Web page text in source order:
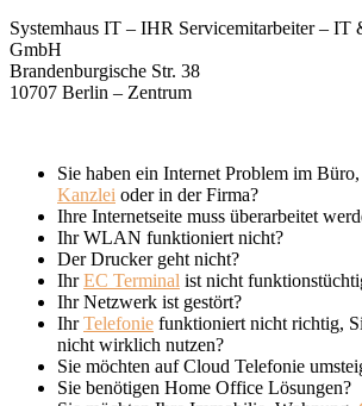
Systemhaus IT – IHR Servicemitarbeiter – IT
GmbH
Brandenburgische Str. 38
10707 Berlin – Zentrum
Sie haben ein Internet Problem im
Kanzlei oder in der Firma?
Ihre Internetseite muss überarbeitet
Ihr WLAN funktioniert nicht?
Der Drucker geht nicht?
IhrEC Terminal ist nicht
Ihr Netzwerk ist gestört?
IhrTelefonie funktioniert nicht richtig,
nicht wirklich nutzen?
Sie möchten auf Cloud Telefonie
Sie benötigen Home Office Lösungen?